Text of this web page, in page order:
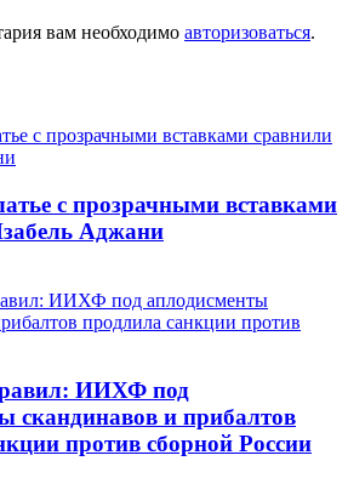
вам необходимо авторизоваться.
с прозрачными вставками
Аджани
ИИХФ под
скандинавов и прибалтов
против сборной России